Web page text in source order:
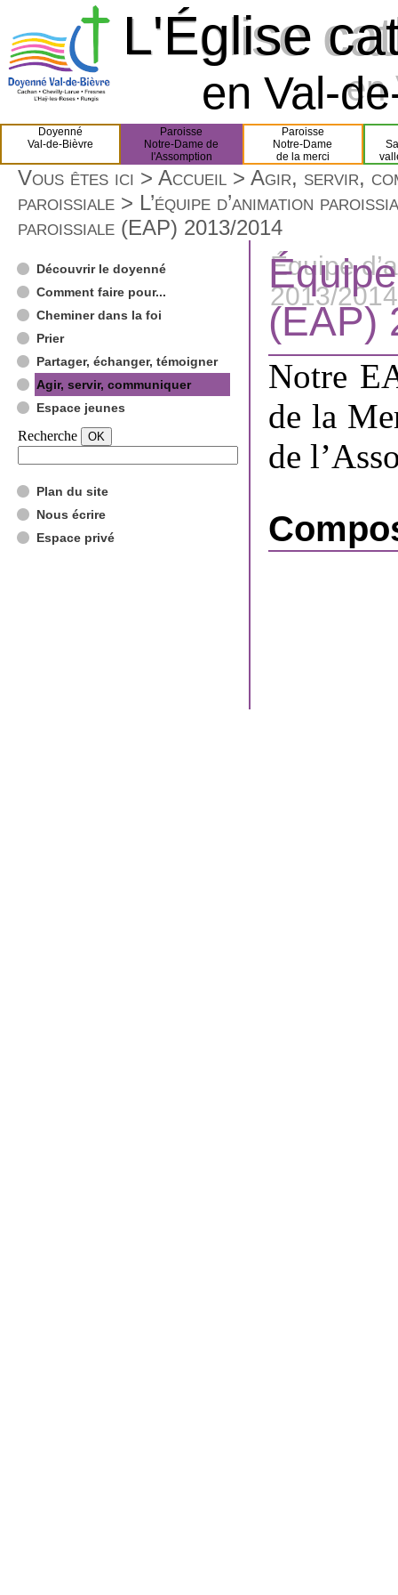
L'Église
L'Église
en
en Val-
Doyenné
Val-de-Bièvre
Paroisse
Notre-Dame de
l'Assomption
Paroisse
Notre-Dame
de la merci
Vous êtes ici > Accueil > Agir, servir,
paroissiale > L’équipe d’animation
paroissiale (EAP) 2013/2014
Découvrir le doyenné
Comment faire pour...
Cheminer dans la foi
Prier
Partager, échanger, témoigner
Agir, servir, communiquer
Espace jeunes
Recherche
Plan du site
Nous écrire
Espace privé
Équipe
2013/2014
(EAP)
Notre
de la
de